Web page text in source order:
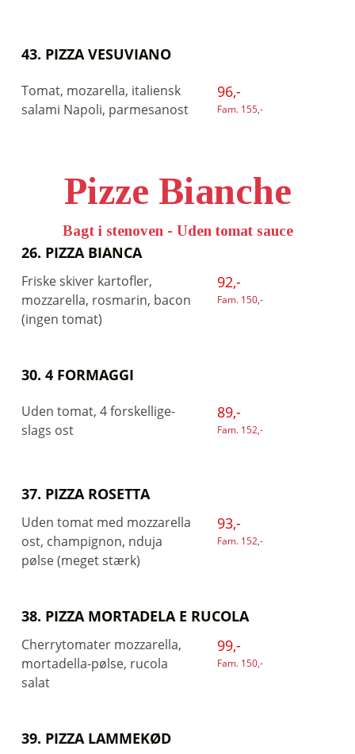
43. PIZZA VESUVIANO
Tomat, mozarella, italiensk
salami Napoli, parmesanost
96,-
Fam. 155,-
Pizze Bianche
Bagt i stenoven - Uden tomat sauce
26. PIZZA BIANCA
Friske skiver kartofler,
mozzarella, rosmarin, bacon
(ingen tomat)
92,-
Fam. 150,-
30. 4 FORMAGGI
Uden tomat, 4 forskellige-
slags ost
89,-
Fam. 152,-
37. PIZZA ROSETTA
Uden tomat med mozzarella
ost, champignon, nduja
pølse (meget stærk)
93,-
Fam. 152,-
38. PIZZA MORTADELA E RUCOLA
Cherrytomater mozzarella,
mortadella-pølse, rucola
salat
99,-
Fam. 150,-
39. PIZZA LAMMEKØD